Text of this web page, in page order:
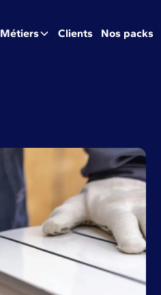
Métiers Clients Nos packs